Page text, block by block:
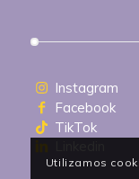
Instagram
Facebook
TikTok
Utilizamos